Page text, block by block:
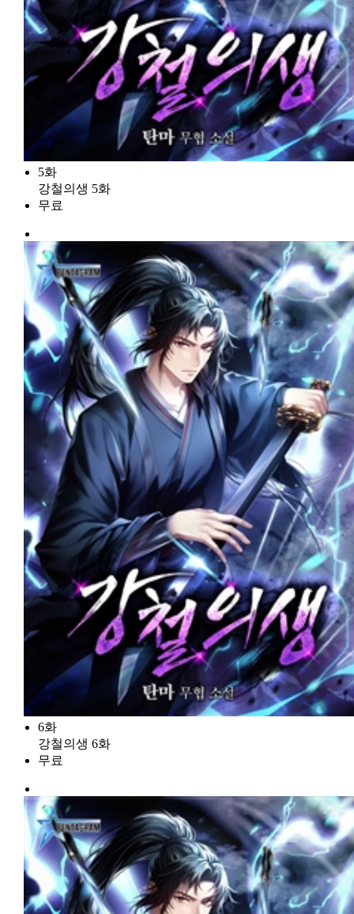
5화
강철의생 5화
무료
6화
강철의생 6화
무료